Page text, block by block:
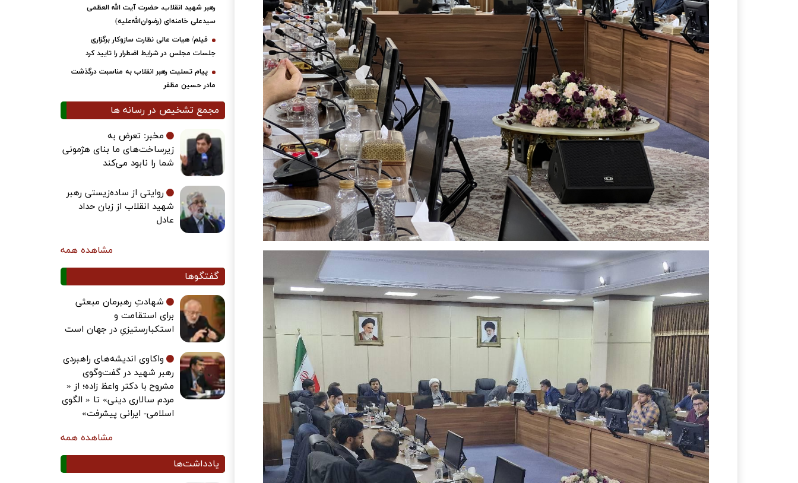
رهبر شهید انقلاب، حضرت آیت‌ الله العظمی
سیدعلی خامنه‌ای (رضوان‌الله‌علیه)
فیلم/ هیات عالی نظارت سازوکار برگزاری
جلسات مجلس در شرایط اضطرار را تایید کرد
پیام تسلیت رهبر انقلاب به مناسبت درگذشت
مادر حسین مظفر
مجمع تشخیص در رسانه ها
مخبر: تعرض به
زیرساخت‌های ما بنای هژمونی
شما را نابود می‌کند
روایتی از ساده‌زیستی رهبر
شهید انقلاب از زبان حداد
عادل
مشاهده همه
گفتگوها
شهادتِ رهبرمان مبعثی
برای استقامت و
استکبارستیزیِ در جهان است
واکاوی اندیشه‌های راهبردی
رهبر شهید در گفت‌وگوی
مشروح با دکتر واعظ زاده؛ از «
مردم سالاری دینی» تا « الگوی
اسلامی- ایرانی پیشرفت»
مشاهده همه
یادداشت‌ها